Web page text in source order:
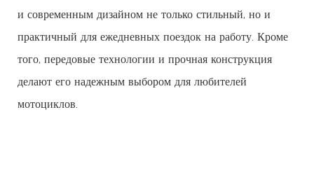
и современным дизайном не только стильный, но и
практичный для ежедневных поездок на работу. Кроме
того, передовые технологии и прочная конструкция
делают его надежным выбором для любителей
мотоциклов.